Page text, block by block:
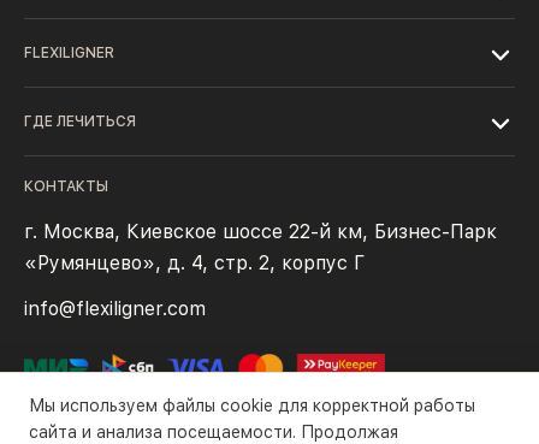
FLEXILIGNER
ГДЕ ЛЕЧИТЬСЯ
КОНТАКТЫ
г. Москва, Киевское шоссе 22-й км, Бизнес-Парк
«Румянцево», д. 4, стр. 2, корпус Г
info@flexiligner.com
Мы используем файлы cookie для корректной работы
сайта и анализа посещаемости. Продолжая